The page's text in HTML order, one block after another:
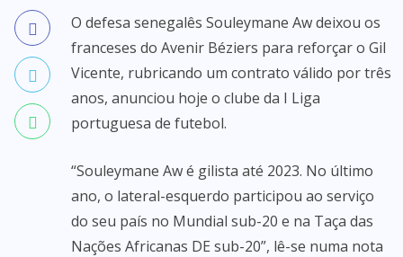
O defesa senegalês Souleymane Aw deixou os
franceses do Avenir Béziers para reforçar o Gil
Vicente, rubricando um contrato válido por três
anos, anunciou hoje o clube da I Liga
portuguesa de futebol.
“Souleymane Aw é gilista até 2023. No último
ano, o lateral-esquerdo participou ao serviço
do seu país no Mundial sub-20 e na Taça das
Nações Africanas DE sub-20”, lê-se numa nota